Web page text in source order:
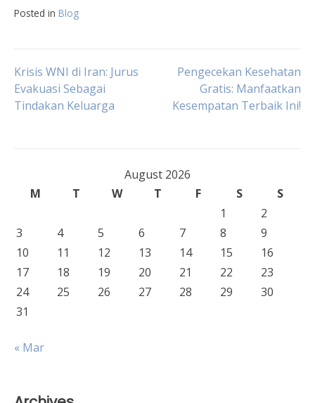
Posted in Blog
Post
navigation
Krisis WNI di Iran: Jurus
Evakuasi Sebagai
Tindakan Keluarga
Pengecekan Kesehatan
Gratis: Manfaatkan
Kesempatan Terbaik Ini!
August 2026
M
T W T F S
S
1
2
3
4 5 6 7 8
9
10
11 12 13 14 15
16
17
18 19 20 21 22
23
24
25 26 27 28 29
30
31
« Mar